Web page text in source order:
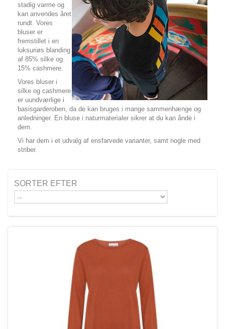
stadig varme og
kan anvendes året
rundt. Vores
bluser er
fremstillet i en
luksuriøs blanding
af 85% silke og
15% cashmere.
Vores bluser i
silke og cashmere
er uundværlige i
basisgarderoben, da de kan bruges i mange sammenhænge og
anledninger. En bluse i naturmaterialer sikrer at du kan ånde i
dem.
Vi har dem i et udvalg af ensfarvede varianter, samt nogle med
striber.
SORTER EFTER
--